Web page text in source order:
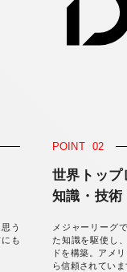
POINT 02
世界トップ
知識・技術
う
も
メジャーリーグ
た知識を駆使し
ドを構築。アメ
ら信頼されていま